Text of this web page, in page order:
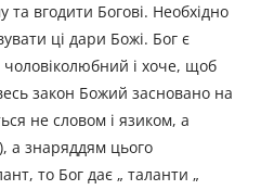
вгодити Богові. Необхідно
ці дари Божі. Бог є
і хоче, щоб
закон Божий засновано на
не словом і язиком, а
а знаряддям цього
то Бог дає „ таланти „